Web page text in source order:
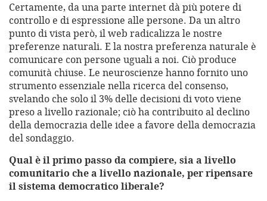
Certamente, da una parte internet dà più potere di
controllo e di espressione alle persone. Da un altro
punto di vista però, il web radicalizza le nostre
preferenze naturali. E la nostra preferenza naturale è
comunicare con persone uguali a noi. Ciò produce
comunità chiuse. Le neuroscienze hanno fornito uno
strumento essenziale nella ricerca del consenso,
svelando che solo il 3% delle decisioni di voto viene
preso a livello razionale; ciò ha contribuito al declino
della democrazia delle idee a favore della democrazia
del sondaggio.
Qual è il primo passo da compiere, sia a livello
comunitario che a livello nazionale, per ripensare
il sistema democratico liberale?